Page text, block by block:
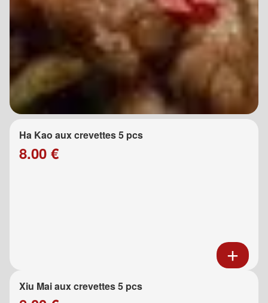
Ha Kao aux crevettes 5 pcs
8.00 €
Xiu Mai aux crevettes 5 pcs